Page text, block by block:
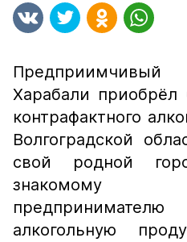
Харабали приобрёл
контрафактного
Волгоградской
свой родной
знакомому
алкогольную